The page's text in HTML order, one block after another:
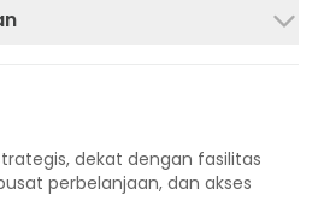
dekat dengan fasilitas
perbelanjaan, dan akses